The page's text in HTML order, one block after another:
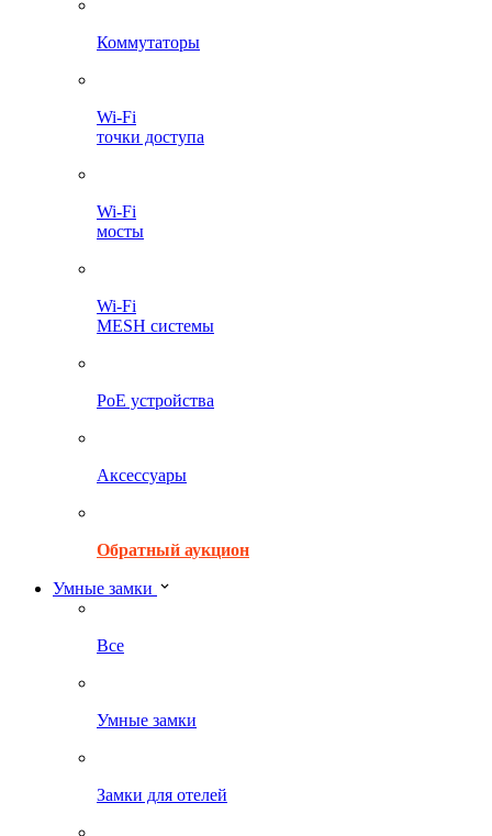
Коммутаторы
Wi-Fi
точки доступа
Wi-Fi
мосты
Wi-Fi
MESH системы
PoE устройства
Аксессуары
Обратный аукцион
Умные замки
Все
Умные замки
Замки для отелей